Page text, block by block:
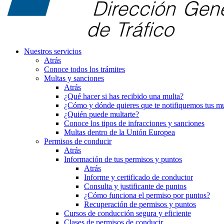
Nuestros servicios
Atrás
Conoce todos los trámites
Multas y sanciones
Atrás
¿Qué hacer si has recibido una multa?
¿Cómo y dónde quieres que te notifiquemos tus
¿Quién puede multarte?
Conoce los tipos de infracciones y sanciones
Multas dentro de la Unión Europea
Permisos de conducir
Atrás
Información de tus permisos y puntos
Atrás
Informe y certificado de conductor
Consulta y justificante de puntos
¿Cómo funciona el permiso por puntos?
Recuperación de permisos y puntos
Cursos de conducción segura y eficiente